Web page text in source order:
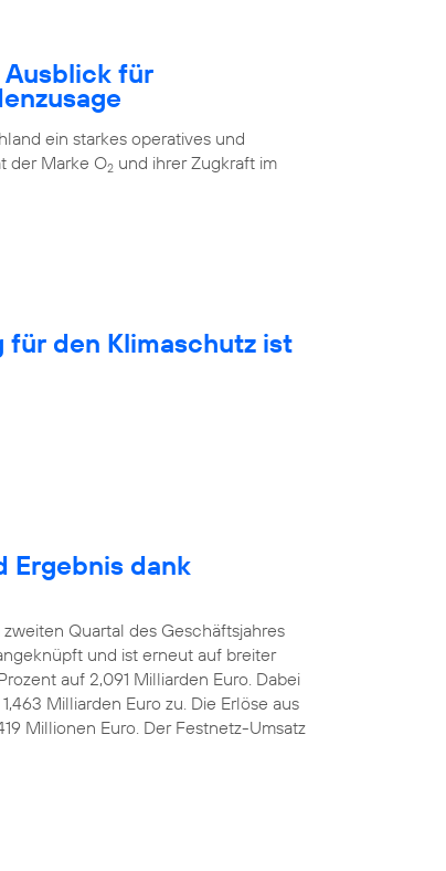
für
ein starkes operatives und
der Marke O2 und ihrer Zugkraft im
den Klimaschutz ist
Ergebnis dank
Quartal des Geschäftsjahres
und ist erneut auf breiter
auf 2,091 Milliarden Euro. Dabei
Milliarden Euro zu. Die Erlöse aus
Millionen Euro. Der Festnetz-Umsatz